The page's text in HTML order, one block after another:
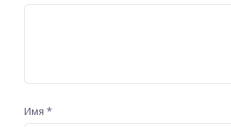
Имя *